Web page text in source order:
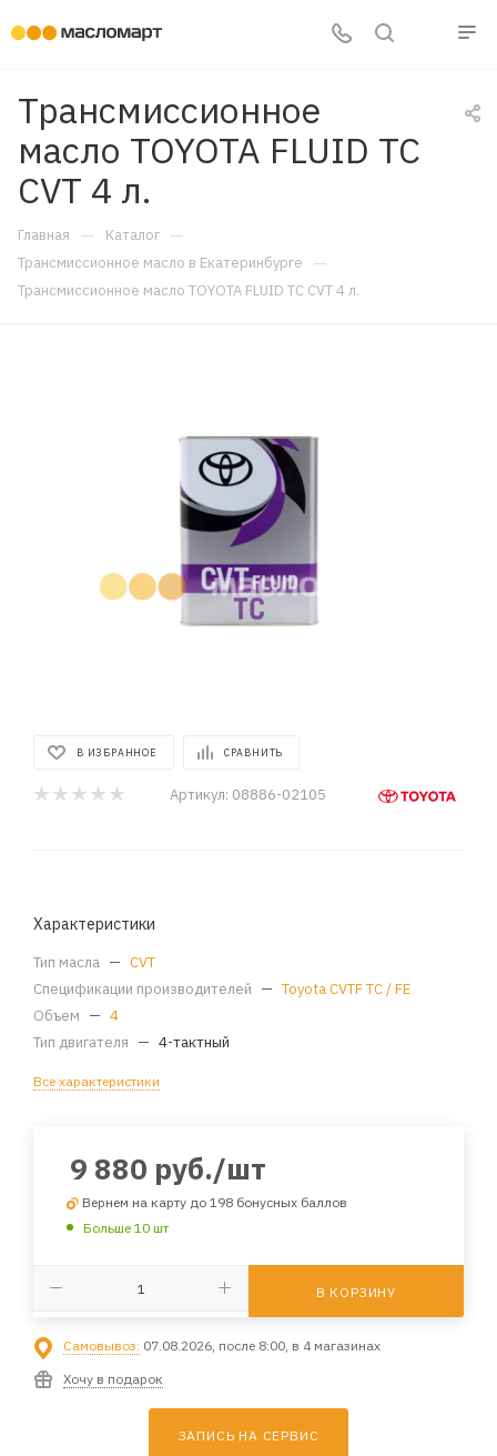
Трансмиссионное
масло TOYOTA FLUID TC
CVT 4 л.
Главная — Каталог —
Трансмиссионное масло в Екатеринбурге —
Трансмиссионное масло TOYOTA FLUID TC CVT 4 л.
В ИЗБРАННОЕ СРАВНИТЬ
Артикул: 08886-02105
Характеристики
Тип масла — CVT
Спецификации производителей — Toyota CVTF TC / FE
Объем — 4
Тип двигателя — 4-тактный
Все характеристики
9 880 руб./шт
Вернем на карту до 198 бонусных баллов
Больше 10 шт
В КОРЗИНУ
Самовывоз: 07.08.2026, после 8:00, в 4 магазинах
Хочу в подарок
ЗАПИСЬ НА СЕРВИС